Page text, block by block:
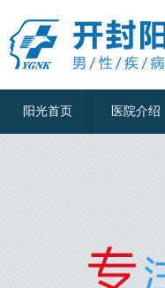
阳光首页 医院介绍